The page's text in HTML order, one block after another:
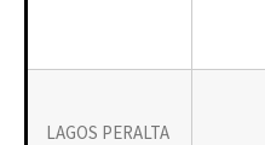
LAGOS PERALTA